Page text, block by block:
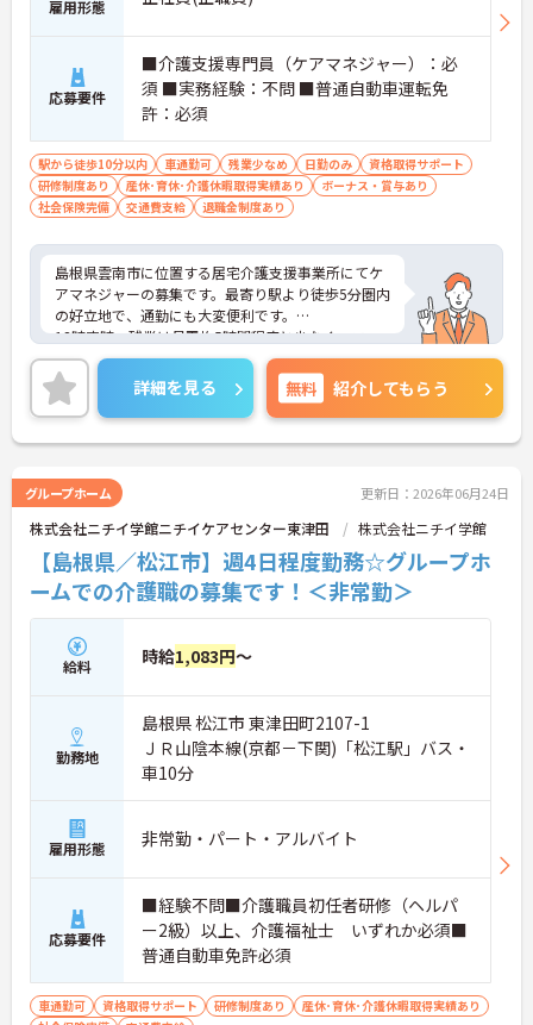
雇用形態
応募要件
■介護支援専門員（ケアマネジャー）：必
須 ■実務経験：不問 ■普通自動車運転免
許：必須
駅から徒歩10分以内 車通勤可 残業少なめ 日勤のみ
資格取得サポート
研修制度あり
産休･育休･介護休暇取得実績あり
ボーナス・賞与あり
社会保険完備
交通費支給 退職金制度あり
島根県雲南市に位置する居宅介護支援事業所にてケ
アマネジャーの募集です。最寄り駅より徒歩5分圏内
の好立地で、通勤にも大変便利です。
18時定時、残業は月平均5時間程度と少なく、ワー
クライフバランスを重視した働き方も可能です。ス
タッフ一人ひとりの状況に合わせた研修制度があ
り、働きながらスキルアップも目指せる環境です。
ご興味のある方には、面接対策ポイントなど、さら
に詳細をご案内しますのでお気軽にご相談くださ
詳細を見る 無料 紹介してもらう
グループホーム 更新日：2026年06月24日
株式会社ニチイ学館ニチイケアセンター東津田 株式会社ニチイ学館
【島根県／松江市】週4日程度勤務☆グループホ
ームでの介護職の募集です！＜非常勤＞
給料 時給1,083円～
勤務地
島根県 松江市 東津田町2107-1
ＪＲ山陰本線(京都－下関)「松江駅」バス・
車10分
雇用形態 非常勤・パート・アルバイト
応募要件
■経験不問■介護職員初任者研修（ヘルパ
ー2級）以上、介護福祉士 いずれか必須■
普通自動車免許必須
車通勤可 資格取得サポート 研修制度あり
産休･育休･介護休暇取得実績あり